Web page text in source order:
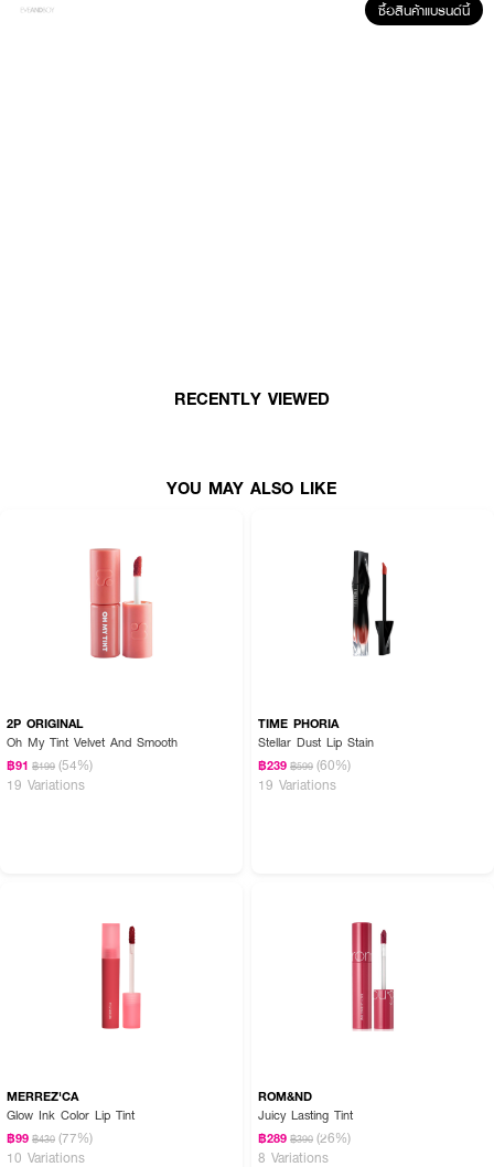
ROM&ND Glasting Color Glossลิปกลอสแวววาวและอวบอิ่มด้วยเฉดสีที่บริสุทธิ์
และชัดเจนเพื่อให้ริมฝีปากดูแวววาวสูง โดดเด่นด้วยเนื้อสัมผัสที่เรียบเนียนและลื่นไห
· เนื้อบางเบาให้ความฉ่ำวาว ไม่ทำให้ริมฝีปากแห้ง
· ริมฝีปากดูแวววาวสูง
· ริมฝีปากชุ่มชื้นโดยไม่รู้สึกเหนียวเหนอะ
ซื้อสินค้าแบรนด์นี้
RECENTLY VIEWED
YOU MAY ALSO LIKE
2P ORIGINAL
Oh My Tint Velvet And Smooth
฿91 ฿199 (54%)
19 Variations
TIME PHORIA
Stellar Dust Lip Stain
฿239 ฿599 (60%)
19 Variations
MERREZ'CA
Glow Ink Color Lip Tint
฿99 ฿430 (77%)
10 Variations
ROM&ND
Juicy Lasting Tint
฿289 ฿390 (26%)
8 Variations